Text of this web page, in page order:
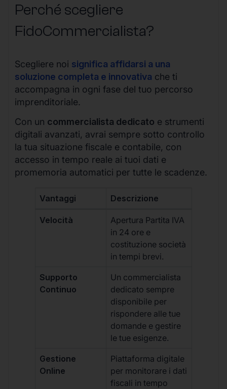
Perché scegliere
FidoCommercialista?
Scegliere noi significa affidarsi a una
soluzione completa e innovativa che ti
accompagna in ogni fase del tuo percorso
imprenditoriale.
Con un commercialista dedicato e strumenti
digitali avanzati, avrai sempre sotto controllo
la tua situazione fiscale e contabile, con
accesso in tempo reale ai tuoi dati e
promemoria automatici per tutte le scadenze.
Vantaggi Descrizione
Velocità
Apertura Partita IVA
in 24 ore e
costituzione società
in tempi brevi.
Supporto
Continuo
Un commercialista
dedicato sempre
disponibile per
rispondere alle tue
domande e gestire
le tue esigenze.
Gestione
Online
Piattaforma digitale
per monitorare i dati
fiscali in tempo